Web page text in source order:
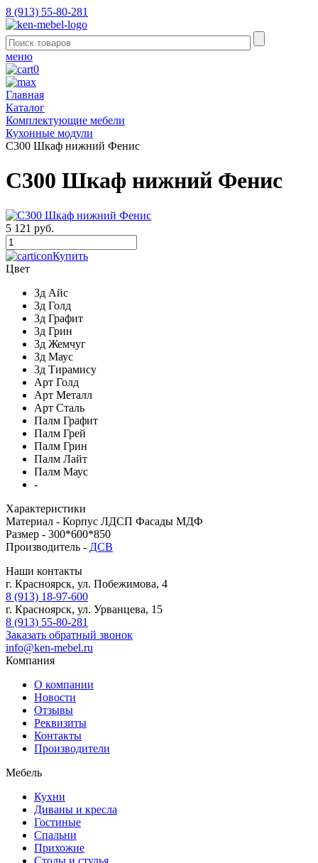
8 (913) 55-80-281
меню
0
Главная
Каталог
Комплектующие мебели
Кухонные модули
С300 Шкаф нижний Фенис
С300 Шкаф нижний Фенис
5 121 руб.
Купить
Цвет
3д Айс
3д Голд
3д Графит
3д Грин
3д Жемчуг
3д Маус
3д Тирамису
Арт Голд
Арт Металл
Арт Сталь
Палм Графит
Палм Грей
Палм Грин
Палм Лайт
Палм Маус
-
Характеристики
Материал - Корпус ЛДСП Фасады МДФ
Размер - 300*600*850
Производитель - ДСВ
Наши контакты
г. Красноярск, ул. Побежимова, 4
8 (913) 18-97-600
г. Красноярск, ул. Урванцева, 15
8 (913) 55-80-281
Заказать обратный звонок
info@ken-mebel.ru
Компания
О компании
Новости
Отзывы
Реквизиты
Контакты
Производители
Мебель
Кухни
Диваны и кресла
Гостиные
Спальни
Прихожие
Столы и стулья